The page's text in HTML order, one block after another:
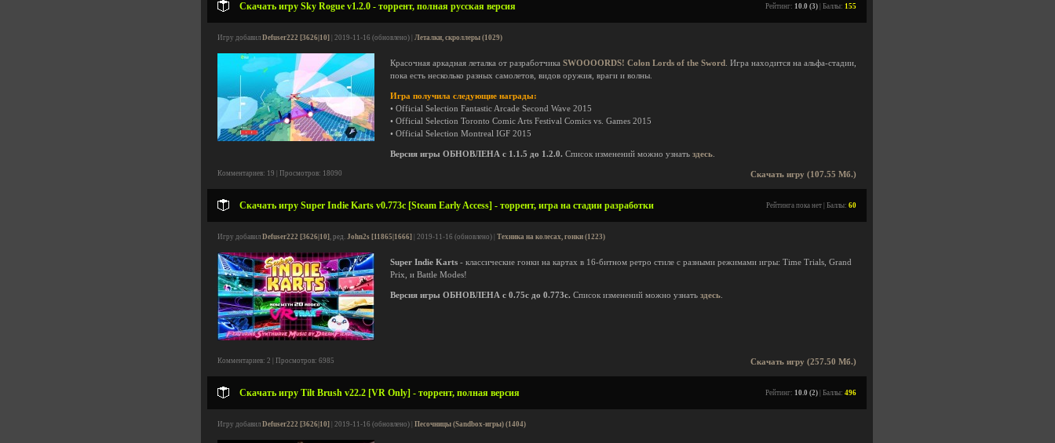
Скачать игру Sky Rogue v1.2.0 - торрент, полная русская версия Рейтинг: 10.0 (3) | Баллы: 155
Игру добавил Defuser222 [3626|10] | 2019-11-16 (обновлено) | Леталки, скроллеры (1029)
Красочная аркадная леталка от разработчика SWOOOORDS! Colon Lords of the Sword
. Игра находится на альфа-стадии,
пока есть несколько разных самолетов, видов оружия, враги и волны.
Игра получила следующие награды:
• Official Selection Fantastic Arcade Second Wave 2015
• Official Selection Toronto Comic Arts Festival Comics vs. Games 2015
• Official Selection Montreal IGF 2015
Версия игры ОБНОВЛЕНА с 1.1.5 до 1.2.0. Список изменений можно узнать здесь
Скачать игру (107.55 Мб.)
Комментариев: 19 | Просмотров: 18090
Скачать игру Super Indie Karts v0.773c [Steam Early Access] - торрент, игра на стадии разработки Рейтинга пока нет | Баллы: 60
Игру добавил Defuser222 [3626|10], ред. John2s [11865|1666] | 2019-11-16 (обновлено) | Техника на колесах, гонки (1223)
Super Indie Karts - классические гонки на картах в 16-битном ретро стиле с разными режимами игры: Time Trials, Grand
Prix, и Battle Modes!
Версия игры ОБНОВЛЕНА с 0.75c до 0.773c. Список изменений можно узнать здесь
Скачать игру (257.50 Мб.)
Комментариев: 2 | Просмотров: 6985
Скачать игру Tilt Brush v22.2 [VR Only] - торрент, полная версия Рейтинг: 10.0 (2) | Баллы: 496
Игру добавил Defuser222 [3626|10] | 2019-11-16 (обновлено) | Песочницы (Sandbox-игры) (1404)